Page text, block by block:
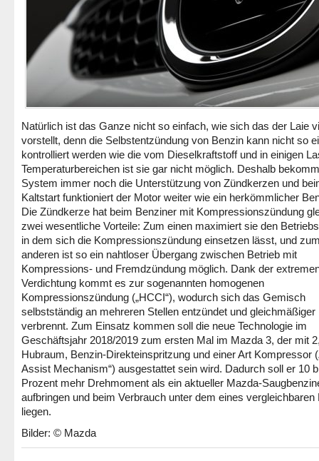
Natürlich ist das Ganze nicht so einfach, wie sich das der Laie
vorstellt, denn die Selbstentzündung von Benzin kann nicht so
kontrolliert werden wie die vom Dieselkraftstoff und in einigen
Temperaturbereichen ist sie gar nicht möglich. Deshalb
System immer noch die Unterstützung von Zündkerzen und
Kaltstart funktioniert der Motor weiter wie ein herkömmlicher
Die Zündkerze hat beim Benziner mit Kompressionszündung
zwei wesentliche Vorteile: Zum einen maximiert sie den
in dem sich die Kompressionszündung einsetzen lässt, und
anderen ist so ein nahtloser Übergang zwischen Betrieb mit
Kompressions- und Fremdzündung möglich. Dank der
Verdichtung kommt es zur sogenannten homogenen
Kompressionszündung („HCCI“), wodurch sich das Gemisch
selbstständig an mehreren Stellen entzündet und gleichmäßiger
verbrennt. Zum Einsatz kommen soll die neue Technologie im
Geschäftsjahr 2018/2019 zum ersten Mal im Mazda 3, der mit
Hubraum, Benzin-Direkteinspritzung und einer Art Kompressor
Assist Mechanism“) ausgestattet sein wird. Dadurch soll er 10
Prozent mehr Drehmoment als ein aktueller Mazda-
aufbringen und beim Verbrauch unter dem eines vergleichbaren
liegen.
Bilder: © Mazda